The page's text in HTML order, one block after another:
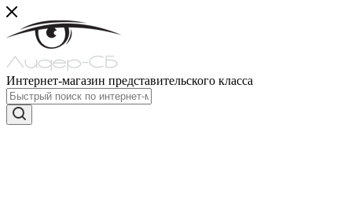
Интернет-магазин представительского класса